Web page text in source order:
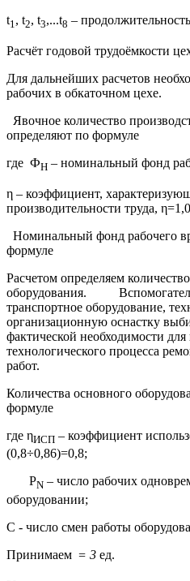
t1, t2, t3,...t8 –
Расчёт годовой трудоёмкости
Для дальнейших расчетов
рабочих в обкаточном цехе.
Явочное количество
определяют по формуле
где ФН – номинальный фонд
η – коэффициент,
производительности
Номинальный фонд рабочего
формуле
Расчетом определяем
оборудования.
транспортное оборудование,
организационную оснастку
фактической необходимости
технологического процесса
работ.
Количества основного
формуле
где ηИСП – коэффициент
(0,8÷0,86)=0,8;
РN – число рабочих
оборудовании;
С - число смен работы
Принимаем = 3 ед.